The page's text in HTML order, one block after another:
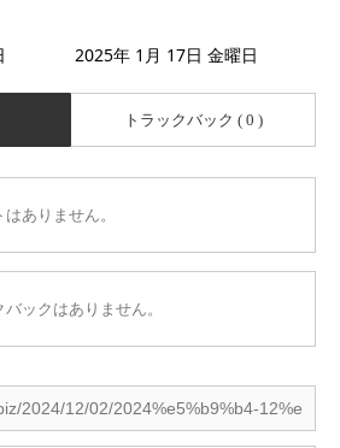
2025年 1月 17日 金曜日
トラックバック ( 0 )
ありません。
ックはありません。